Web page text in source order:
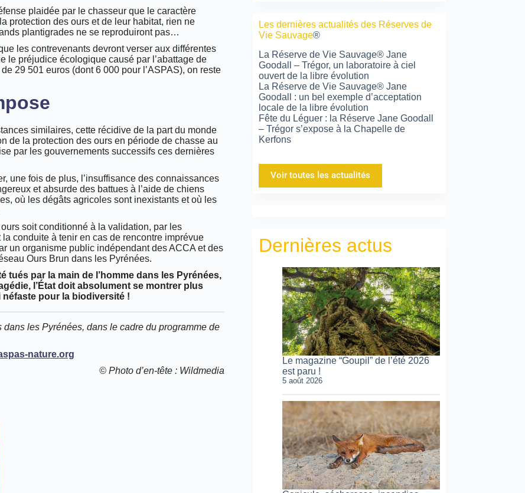
plaidée par le chasseur que le caractère
protection des ours et de leur habitat, rien ne
plantigrades ne se reproduiront pas…
les contrevenants devront verser aux différentes
le préjudice écologique causé par l’abattage de
29 501 euros (dont 6 000 pour l’ASPAS), on reste
similaires, cette récidive de la part du monde
de la protection des ours en période de chasse au
par les gouvernements successifs ces dernières
une fois de plus, l’insuffisance des connaissances
et absurde des battues à l’aide de chiens
où les dégâts agricoles sont inexistants et où les
soit conditionné à la validation, par les
conduite à tenir en cas de rencontre imprévue
un organisme public indépendant des ACCA et des
Ours Brun dans les Pyrénées.
tués par la main de l’homme dans les Pyrénées,
l’État doit absolument se montrer plus
pour la biodiversité !
les Pyrénées, dans le cadre du programme de
nature.org
© Photo d’en-tête : Wildmedia
Les dernières actualités des Réserves de
Vie Sauvage®
La Réserve de Vie Sauvage® Jane
Goodall – Trégor, un laboratoire à ciel
ouvert de la libre évolution
La Réserve de Vie Sauvage® Jane
Goodall : un bel exemple d’acceptation
locale de la libre évolution
Fête du Léguer : la Réserve Jane Goodall
– Trégor s’expose à la Chapelle de
Kerfons
Voir toutes les actualités
Dernières actus
Le magazine “Goupil” de l’été 2026
est paru !
5 août 2026